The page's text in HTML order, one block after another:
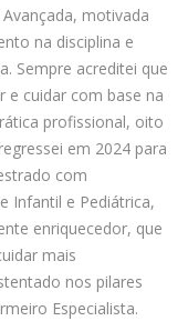
motivada
na disciplina e
Sempre acreditei que
e cuidar com base na
profissional, oito
em 2024 para
com
Infantil e Pediátrica,
enriquecedor, que
mais
nos pilares
Especialista.